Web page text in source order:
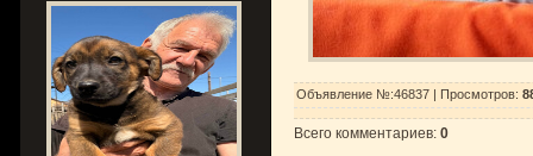
Объявление №:46837 | Просмотров:
Всего комментариев: 0